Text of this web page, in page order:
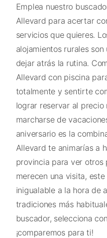
Emplea nuestro
Allevard para acertar
servicios que quieres.
alojamientos rurales
dejar atrás la rutina.
Allevard con piscina
totalmente y sentirte
lograr reservar al
marcharse de
aniversario es la
Allevard te animarías a
provincia para ver otros
merecen una visita,
inigualable a la hora de
tradiciones más
buscador, selecciona
¡comparemos para ti!